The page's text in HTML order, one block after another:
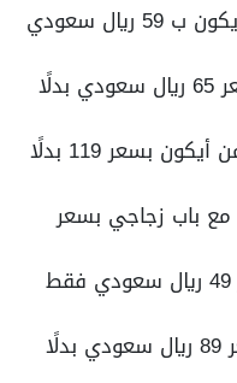
ماكينة صناعة القهوة من أيكون ب 59 ريال سعودي
خلاط أيكون مع مطحنة بسعر 65 ريال سعودي بدلًا
خلاط مع مطحنة ووعاءين من أيكون بسعر 119 بدلًا
باب زجاجي بسعر
أيكون زجاج غلاية ماء بسعر 49 ريال سعودي فقط
محضرة الأرز من أيكوم بسعر 89 ريال سعودي بدلًا